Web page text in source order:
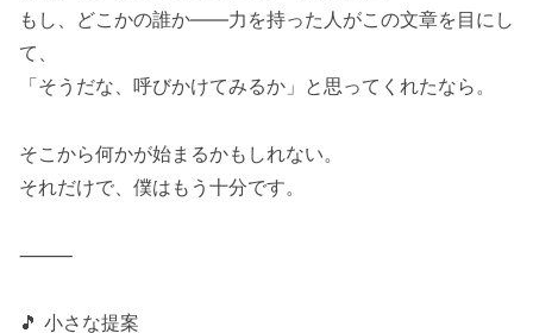
もし、どこかの誰か――力を持った人がこの文章を目にし
て、
「そうだな、呼びかけてみるか」と思ってくれたなら。
そこから何かが始まるかもしれない。
それだけで、僕はもう十分です。
⸻
🎵 小さな提案